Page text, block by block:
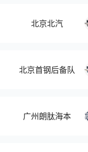
北京北汽
北京首钢后备队
广州朗肽海本